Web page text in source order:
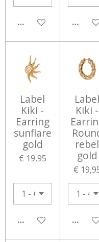
IN WINKELWAGEN
IN
Label
Kiki -
Earring
sunflare
gold
€ 19,95
IN WINKELWAGEN
Label
Kiki -
rebel
gold
€
IN